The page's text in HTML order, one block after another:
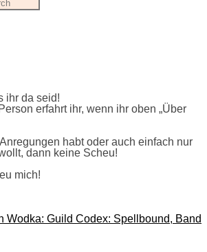
ihr da seid!
erfahrt ihr, wenn ihr oben „Über
habt oder auch einfach nur
dann keine Scheu!
mich!
Wodka: Guild Codex: Spellbound, Band